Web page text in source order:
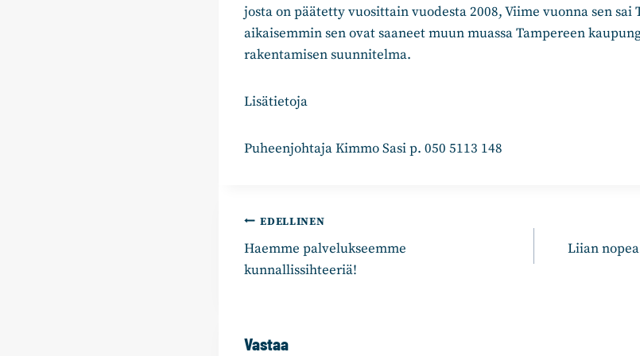
josta on päätetty vuosittain vuodesta 2008, Viime vuonna sen sai
aikaisemmin sen ovat saaneet muun muassa Tampereen
rakentamisen suunnitelma.
Lisätietoja
Puheenjohtaja Kimmo Sasi p. 050 5113 148
Artikkelien
selaus
EDELLINEN
Haemme palvelukseemme
kunnallissihteeriä!
Liian
Vastaa